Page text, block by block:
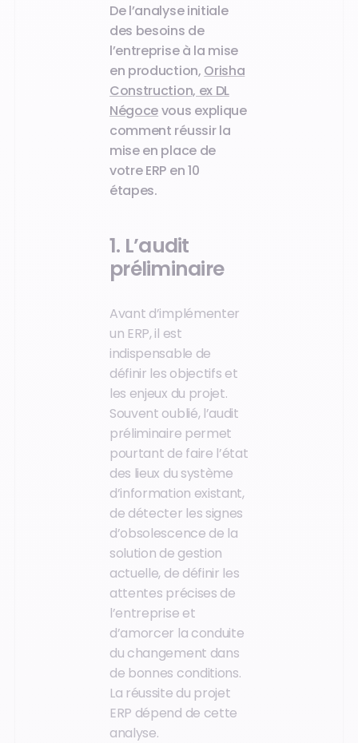
De l’analyse initiale
des besoins de
l’entreprise à la mise
en production, Orisha
Construction, ex DL
Négocevous explique
comment réussir la
mise en place de
votre ERP en 10
étapes.
1. L’audit
préliminaire
Avant d’implémenter
un ERP, il est
indispensable de
définir les objectifs et
les enjeux du projet.
Souvent oublié, l’audit
préliminaire permet
pourtant de faire l’état
des lieux du système
d’information existant,
de détecter les signes
d’obsolescence de la
solution de gestion
actuelle, de définir les
attentes précises de
l’entreprise et
d’amorcer la conduite
du changement dans
de bonnes conditions.
La réussite du projet
ERP dépend de cette
analyse.